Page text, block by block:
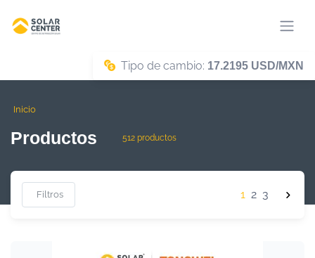
Tipo de cambio: 17.2195 USD/MXN
Inicio
Productos 512 productos
Filtros 1 2 3